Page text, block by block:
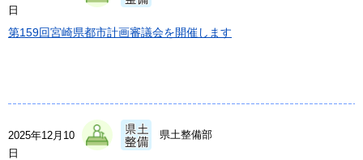
日
第159回宮崎県都市計画審議会を開催します
2025年12月10
日
県土整備部